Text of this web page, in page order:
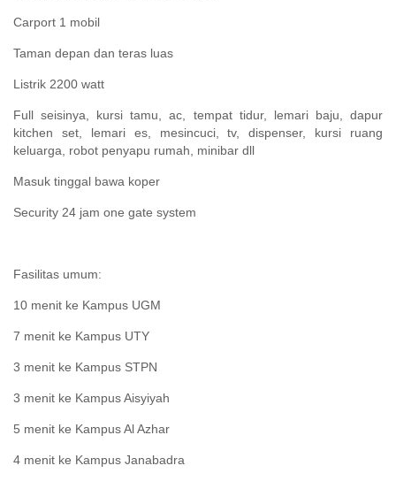
Carport 1 mobil
Taman depan dan teras luas
Listrik 2200 watt
Full seisinya, kursi tamu, ac, tempat tidur, lemari baju, dapur
kitchen set, lemari es, mesincuci, tv, dispenser, kursi ruang
keluarga, robot penyapu rumah, minibar dll
Masuk tinggal bawa koper
Security 24 jam one gate system
Fasilitas umum:
10 menit ke Kampus UGM
7 menit ke Kampus UTY
3 menit ke Kampus STPN
3 menit ke Kampus Aisyiyah
5 menit ke Kampus Al Azhar
4 menit ke Kampus Janabadra